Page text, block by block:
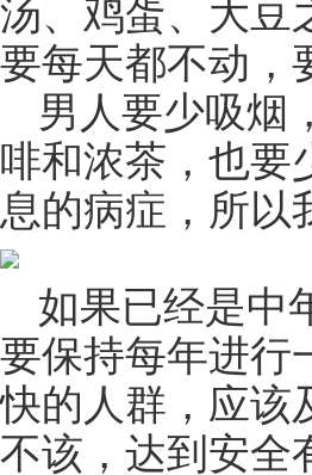
汤、鸡蛋、大豆
要每天都不动，
男人要少吸烟
啡和浓茶，也要
息的病症，所以
如果已经是中
要保持每年进行
快的人群，应该
不该，达到安全